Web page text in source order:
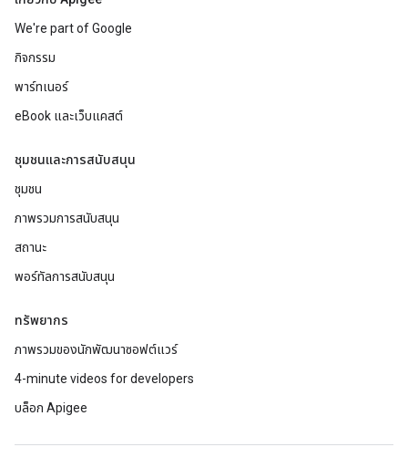
We're part of Google
กิจกรรม
พาร์ทเนอร์
eBook และเว็บแคสต์
ชุมชนและการสนับสนุน
ชุมชน
ภาพรวมการสนับสนุน
สถานะ
พอร์ทัลการสนับสนุน
ทรัพยากร
ภาพรวมของนักพัฒนาซอฟต์แวร์
4-minute videos for developers
บล็อก Apigee